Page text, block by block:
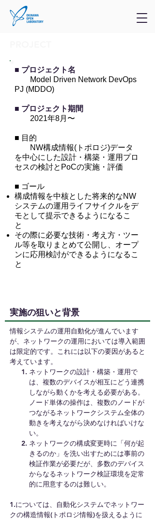
■ プロジェクト名
Model Driven Network DevOps
PJ (MDDO)
■ プロジェクト期間
2021年8月〜
■ 目的
NW構成情報(トポロジ)データ
を中心にした設計・構築・運用プロ
セスの検討とPoCの実施・評価
■ ゴール
構成情報を中核とした将来的なNW
システムの運用ライフサイクルをデ
モとして提示できるようになるこ
と
その際に必要な技術・考え方・ツー
ル等を取りまとめて公開し、オープ
ンに応用検討ができるようになるこ
と
実施の狙いと背景​
情報システムの運用自動化が進んでいます
が、ネットワークの運用においては導入範囲
は限定的です。これには以下の要因があると
考えています。
ネットワークの設計・構築・運用で
は、複数のデバイスが相互にどう連携
しながら動くかを考える必要がある。
ノード単体の操作は、複数のノードが
つながるネットワークシステム全体の
動きを考えながら決めなければいけな
い。
ネットワークの構成変更時に「何が起
きるのか」を洗い出すためには事前の
検証作業が必要だが、多数のデバイス
からなるネットワーク検証環境を定常
的に用意するのは難しい。
1.については、自動化システムでネットワー
クの構造情報(トポロジ情報)を扱えるように